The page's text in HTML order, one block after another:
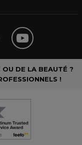
OU DE LA BEAUTÉ ?
!